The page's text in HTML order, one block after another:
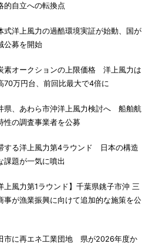
的自立への転換点
式洋上風力の過酷環境実証が始動、国が
公募を開始
素オークションの上限価格 洋上風力は
70万円台、前回比最大で4倍に
県、あわら市沖洋上風力検討へ 船舶航
性の調査事業者を公募
する洋上風力第4ラウンド 日本の構造
課題が一気に噴出
上風力第1ラウンド】千葉県銚子市沖 三
事が漁業振興に向けて追加的な施策を公
市に再エネ工業団地 県が2026年度か